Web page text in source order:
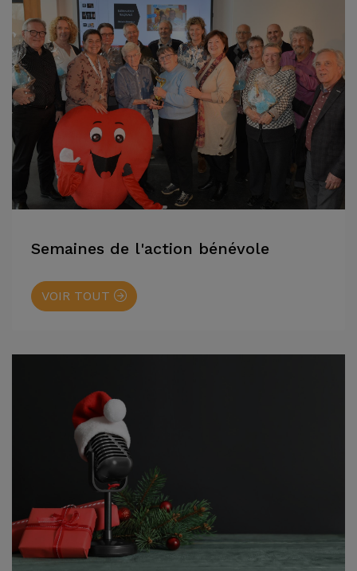
Semaines de l'action bénévole
VOIR TOUT